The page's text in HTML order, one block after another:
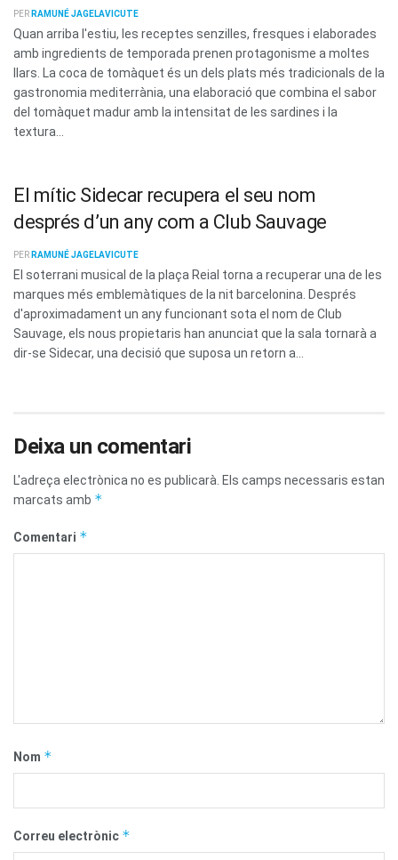
PER RAMUNÉ JAGELAVICUTE
Quan arriba l'estiu, les receptes senzilles, fresques i elaborades
amb ingredients de temporada prenen protagonisme a moltes
llars. La coca de tomàquet és un dels plats més tradicionals de la
gastronomia mediterrània, una elaboració que combina el sabor
del tomàquet madur amb la intensitat de les sardines i la
textura...
El mític Sidecar recupera el seu nom
després d’un any com a Club Sauvage
PER RAMUNÉ JAGELAVICUTE
El soterrani musical de la plaça Reial torna a recuperar una de les
marques més emblemàtiques de la nit barcelonina. Després
d'aproximadament un any funcionant sota el nom de Club
Sauvage, els nous propietaris han anunciat que la sala tornarà a
dir-se Sidecar, una decisió que suposa un retorn a...
Deixa un comentari
L'adreça electrònica no es publicarà. Els camps necessaris estan
marcats amb *
Comentari *
Nom *
Correu electrònic *